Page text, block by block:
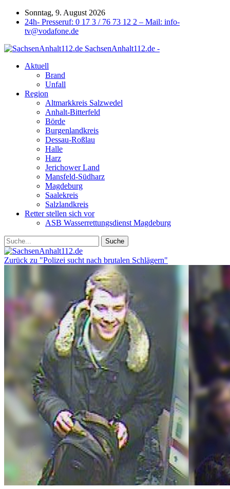
Sonntag, 9. August 2026
24h- Presseruf: 0 17 3 / 76 73 12 2 – Mail: info-
tv@vodafone.de
SachsenAnhalt112.de -
Aktuell
Brand
Unfall
Region
Altmarkkreis Salzwedel
Anhalt-Bitterfeld
Börde
Burgenlandkreis
Dessau-Roßlau
Halle
Harz
Jerichower Land
Mansfeld-Südharz
Magdeburg
Saalekreis
Salzlandkreis
Retter stellen sich vor
ASB Wasserrettungsdienst Magdeburg
Zurück zu "Polizei sucht nach brutalen Schlägern"